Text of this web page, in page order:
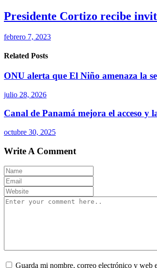
Presidente Cortizo recibe
febrero 7, 2023
Related Posts
ONU alerta que El Niño amenaza la
julio 28, 2026
Canal de Panamá mejora el acceso y
octubre 30, 2025
Write A Comment
Guarda mi nombre, correo electrónico y web